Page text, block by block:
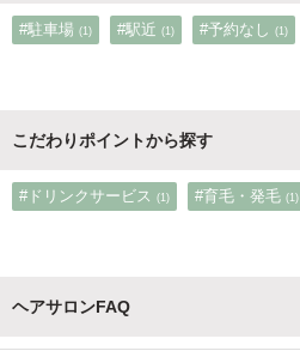
#駐車場 (1) #駅近 (1) #予約なし (1)
こだわりポイントから探す
#ドリンクサービス (1) #育毛・発毛 (1)
ヘアサロンFAQ